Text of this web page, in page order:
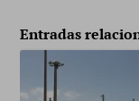
Entradas